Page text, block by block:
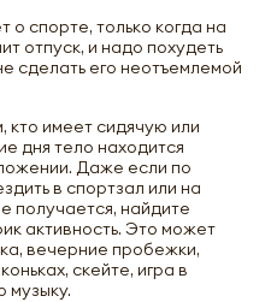
о спорте, только когда на
отпуск, и надо похудеть
сделать его неотъемлемой
имеет сидячую или
дня тело находится
Даже если по
в спортзал или на
получается, найдите
активность. Это может
вечерние пробежки,
скейте, игра в
музыку.